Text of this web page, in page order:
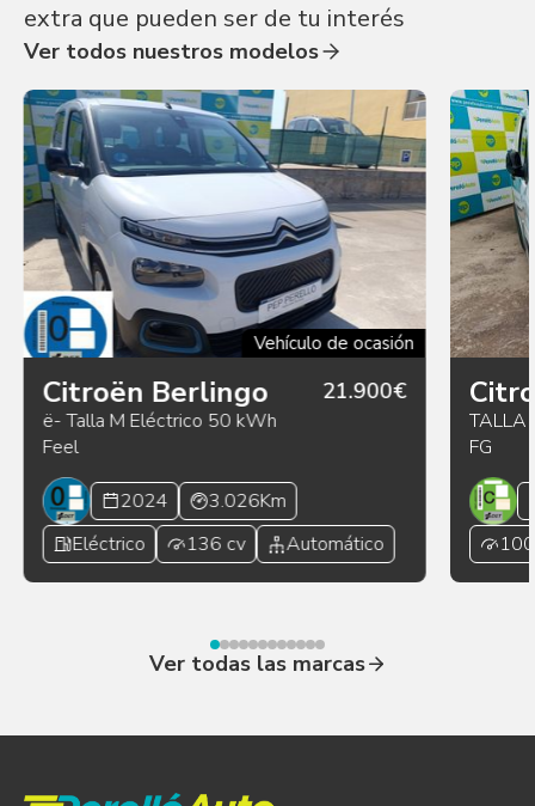
extra que pueden ser de tu interés
Ver todos nuestros modelos
Vehículo de ocasión
Citroën Berlingo
ë- Talla M Eléctrico 50 kWh
Feel
21.900€
2024
3.026Km
Eléctrico
136 cv Automático
TALLA
FG
Ver todas las marcas